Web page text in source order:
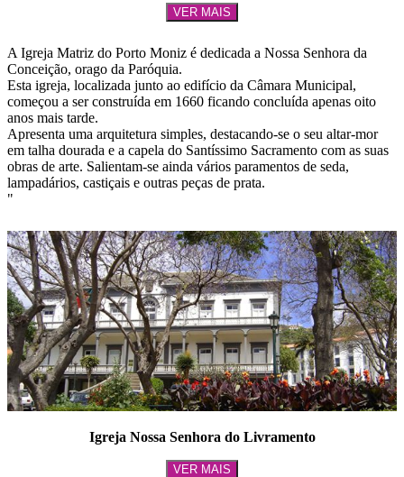
VER MAIS
A Igreja Matriz do Porto Moniz é dedicada a Nossa Senhora da
Conceição, orago da Paróquia.
Esta igreja, localizada junto ao edifício da Câmara Municipal,
começou a ser construída em 1660 ficando concluída apenas oito
anos mais tarde.
Apresenta uma arquitetura simples, destacando-se o seu altar-mor
em talha dourada e a capela do Santíssimo Sacramento com as suas
obras de arte. Salientam-se ainda vários paramentos de seda,
lampadários, castiçais e outras peças de prata.
"
Igreja Nossa Senhora do Livramento
VER MAIS